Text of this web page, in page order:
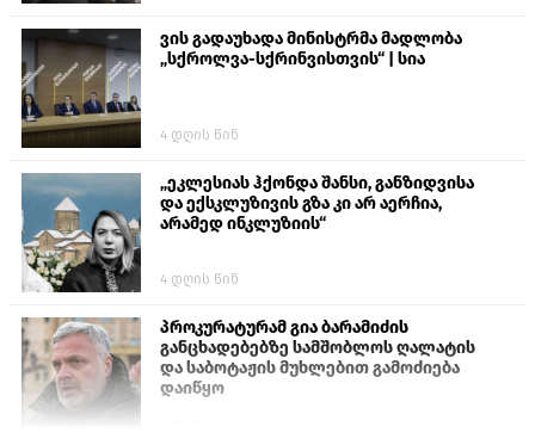
ვის გადაუხადა მინისტრმა მადლობა
„სქროლვა-სქრინვისთვის“ | სია
4 დღის წინ
„ეკლესიას ჰქონდა შანსი, განზიდვისა
და ექსკლუზივის გზა კი არ აერჩია,
არამედ ინკლუზიის“
4 დღის წინ
პროკურატურამ გია ბარამიძის
განცხადებებზე სამშობლოს ღალატის
და საბოტაჟის მუხლებით გამოძიება
დაიწყო